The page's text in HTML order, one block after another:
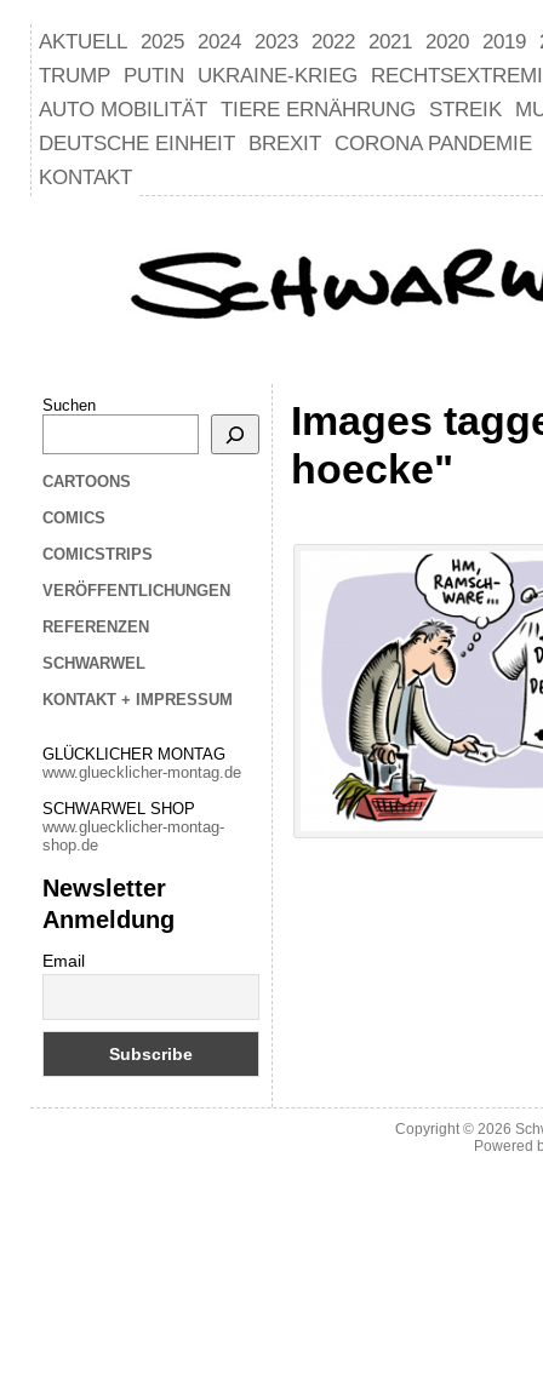
AKTUELL 2025 2024 2023 2022 2021 2020 2019
TRUMP
PUTIN UKRAINE-KRIEG
AUTO MOBILITÄT TIERE ERNÄHRUNG STREIK
DEUTSCHE EINHEIT
BREXIT
CORONA PANDEMIE
KONTAKT
Suchen
CARTOONS
COMICS
COMICSTRIPS
VERÖFFENTLICHUNGEN
REFERENZEN
SCHWARWEL
KONTAKT + IMPRESSUM
GLÜCKLICHER MONTAG
www.gluecklicher-montag.de
SCHWARWEL SHOP
www.gluecklicher-montag-
shop.de
Newsletter
Anmeldung
Email
Images
hoecke"
Copyright © 2026
Powered